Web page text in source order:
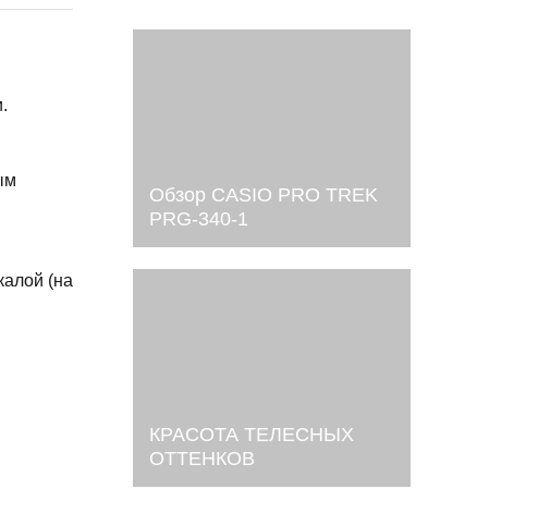
(на
Обзор CASIO PRO TREK
PRG-340-1
КРАСОТА ТЕЛЕСНЫХ
ОТТЕНКОВ